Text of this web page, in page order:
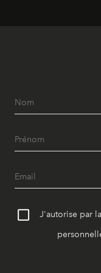
J'autorise par